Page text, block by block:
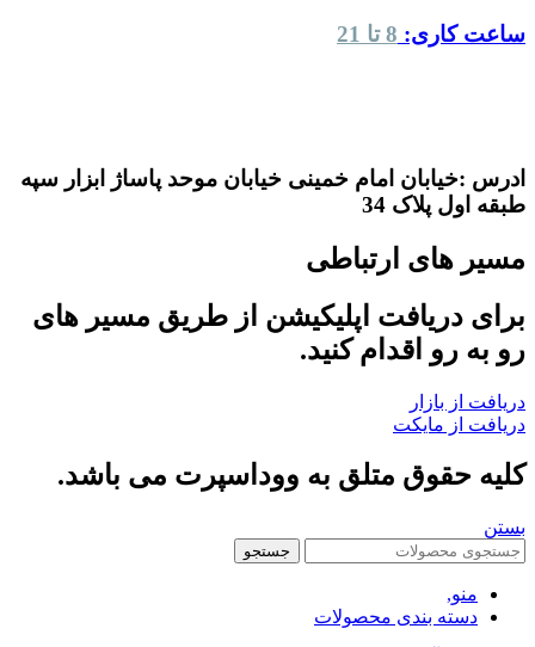
ساعت کاری: 8 تا 21
ادرس :خیابان امام خمینی خیابان موحد پاساژ ابزار سپه
طبقه اول پلاک 34
مسیر های ارتباطی
برای دریافت اپلیکیشن از طریق مسیر های
رو به رو اقدام کنید.
دریافت از بازار
دریافت از مایکت
کلیه حقوق متلق به ووداسپرت می باشد.
بستن
جستجو
منو,
دسته بندی محصولات